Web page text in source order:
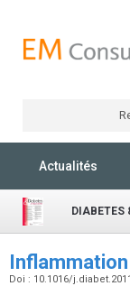
Actualités
DIABETES
Doi : 10.1016/